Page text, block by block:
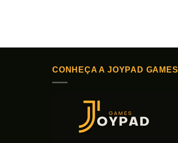
CONHEÇA A JOYPAD GAMES